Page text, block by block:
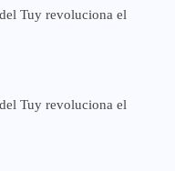
Tuy revoluciona el
Tuy revoluciona el